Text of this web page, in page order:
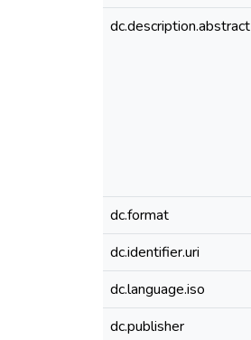
dc.description.abstract
dc.format
dc.identifier.uri
dc.language.iso
dc.publisher